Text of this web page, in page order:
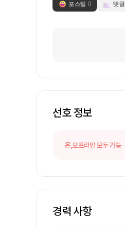
포스팅 0 댓글
선호 정보
온,오프라인 모두 가능
경력 사항